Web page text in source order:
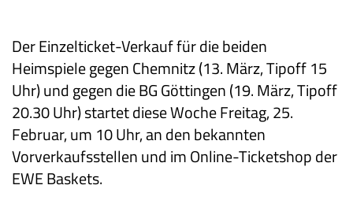
Der Einzelticket-Verkauf für die beiden
Heimspiele gegen Chemnitz (13. März, Tipoff 15
Uhr) und gegen die BG Göttingen (19. März, Tipoff
20.30 Uhr) startet diese Woche Freitag, 25.
Februar, um 10 Uhr, an den bekannten
Vorverkaufsstellen und im Online-Ticketshop der
EWE Baskets.